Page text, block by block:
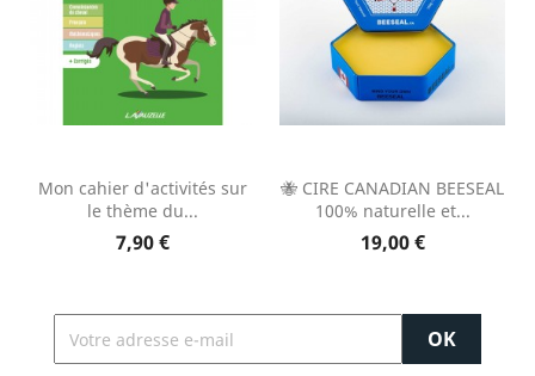
Mon cahier d'activités sur
le thème du...
7,90 €
🐝 CIRE CANADIAN BEESEAL
100% naturelle et...
19,00 €